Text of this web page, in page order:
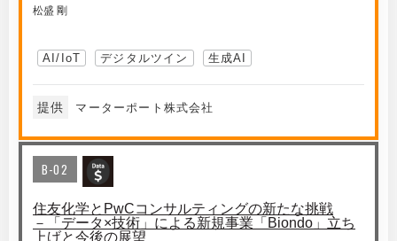
松盛 剛
AI/IoT デジタルツイン 生成AI
提供 マーターポート株式会社
B-02
住友化学とPwCコンサルティングの新たな挑戦
－「データ×技術」による新規事業「Biondo」立ち
上げと今後の展望